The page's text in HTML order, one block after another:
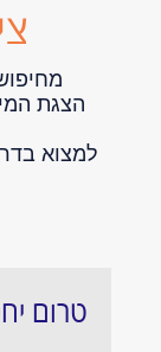
הצגת
למצוא
טרום